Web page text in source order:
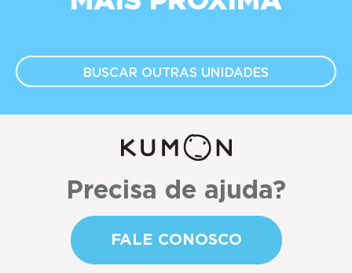
BUSCAR OUTRAS UNIDADES
Precisa de ajuda?
FALE CONOSCO